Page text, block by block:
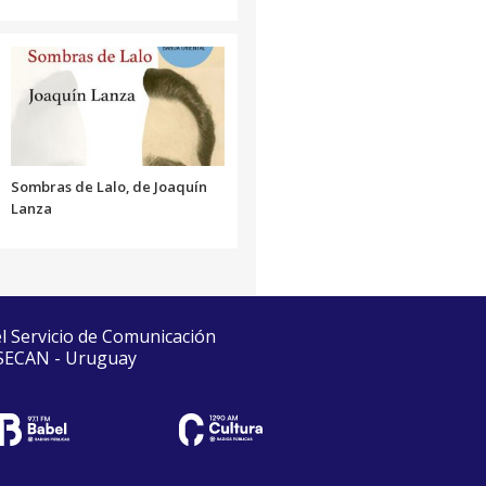
Sombras de Lalo, de Joaquín
Lanza
de Comunicación
- Uruguay